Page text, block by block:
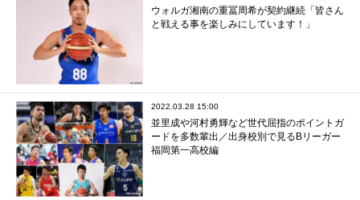
ウォルガ湘南の重冨周希が契約継続「皆さん
と戦える事を楽しみにしています！」
2022.03.28 15:00
並里成や河村勇輝など世代屈指のポイントガ
ードを多数輩出／出身校別で見るBリーガー
福岡第一高校編